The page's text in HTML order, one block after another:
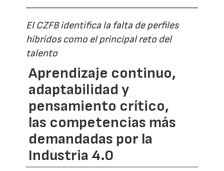
El CZFB identifica la falta de perfiles
híbridos como el principal reto del
talento
Aprendizaje continuo,
adaptabilidad y
pensamiento crítico,
las competencias más
demandadas por la
Industria 4.0